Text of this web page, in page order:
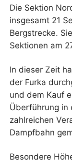
Die Sektion
insgesamt 21
Bergstrecke.
Sektionen am
In dieser Zeit
der Furka
und dem Kauf
Überführung in
zahlreichen
Dampfbahn
Besondere